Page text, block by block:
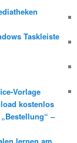
Taskleiste
Vorlage
kostenlos
–